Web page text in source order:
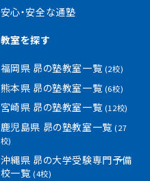
安心・安全な通塾
教室を探す
福岡県 昴の塾教室一覧 (2校)
熊本県 昴の塾教室一覧 (6校)
宮崎県 昴の塾教室一覧 (12校)
鹿児島県 昴の塾教室一覧(27
校)
沖縄県 昴の大学受験専門予備
校一覧 (4校)